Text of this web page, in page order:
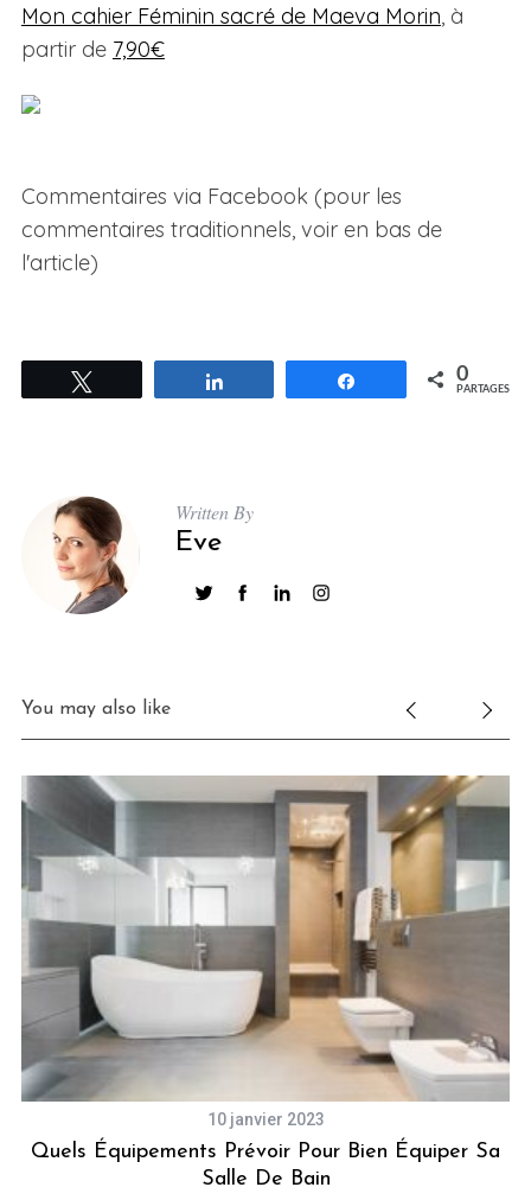
Mon cahier Féminin sacré de Maeva Morin, à
partir de 7,90€
Commentaires via Facebook (pour les
commentaires traditionnels, voir en bas de
l'article)
Partagez 0
PARTAGES
Written By
Eve
You may also like
10 janvier 2023
Quels Équipements Prévoir Pour Bien Équiper Sa
Salle De Bain